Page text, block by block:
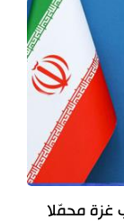
غزة محمّلا